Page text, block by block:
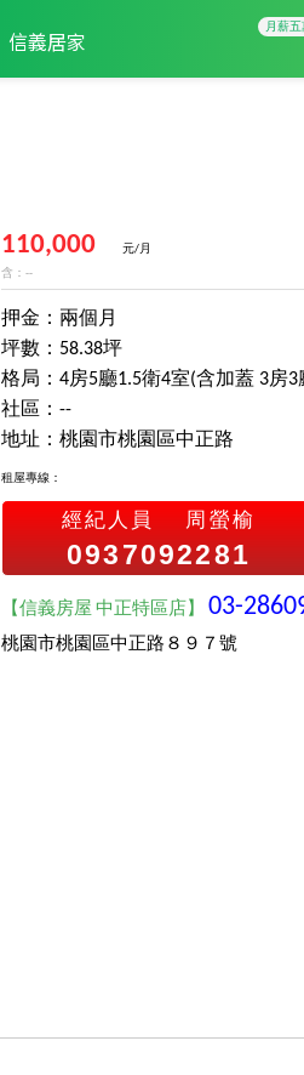
信義居家
110,000
元/月
含：--
押金：兩個月
坪數：58.38坪
格局：4房5廳1.5衛4室(含加蓋 3房3
社區：--
地址：桃園市桃園區中正路
租屋專線：
經紀人員 周螢榆
0937092281
【信義房屋 中正特區店】 03-
桃園市桃園區中正路８９７號